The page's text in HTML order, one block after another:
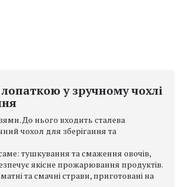
у зручному чохлі
До нього входить сталева
чохол для зберігання та
тушкування та смаження овочів,
якісне прожарювання продуктів.
та смачні страви, приготовані на